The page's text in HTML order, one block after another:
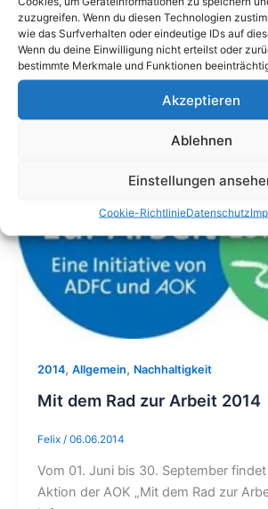
zuzugreifen. Wenn du diesen Technologien
wie das Surfverhalten oder eindeutige IDs auf
Wenn du deine Einwilligung nicht erteilst oder
bestimmte Merkmale und Funktionen
Akzeptieren
Ablehnen
Einstellungen
Cookie-RichtlinieDatenschutz
2014, Allgemein, Nachhaltigkeit
Mit dem Rad zur Arbeit 2014
Felix / 06.06.2014
Vom 01. Juni bis 30. September
Aktion der AOK „Mit dem Rad zur
Mit
dem
Rad
Arbeit